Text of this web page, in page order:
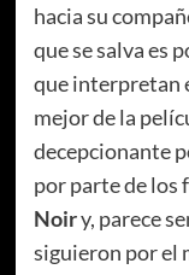
hacia su
que se salva es
que interpretan
mejor de la
decepcionante
por parte de los
Noiry, parece
siguieron por el